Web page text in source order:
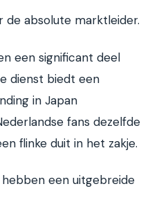
de absolute marktleider.
een significant deel
dienst biedt een
in Japan
fans dezelfde
flinke duit in het zakje.
een uitgebreide